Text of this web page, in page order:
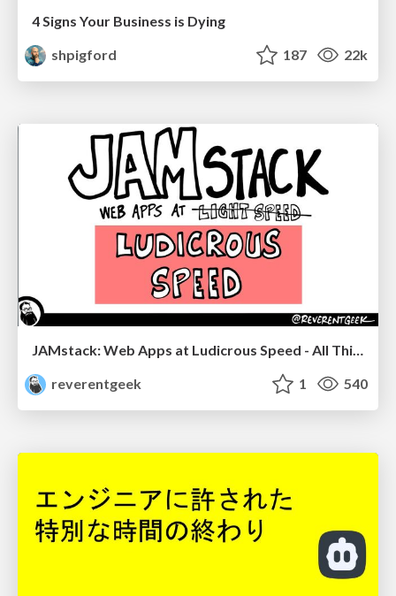
4 Signs Your Business is Dying
shpigford
187 22k
JAMstack: Web Apps at Ludicrous Speed - All Things Open 2022
reverentgeek
1 540